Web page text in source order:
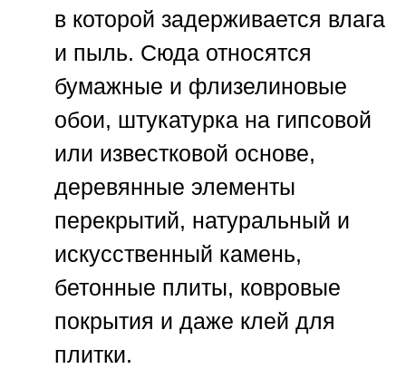
в которой задерживается влага
и пыль. Сюда относятся
бумажные и флизелиновые
обои, штукатурка на гипсовой
или известковой основе,
деревянные элементы
перекрытий, натуральный и
искусственный камень,
бетонные плиты, ковровые
покрытия и даже клей для
плитки.